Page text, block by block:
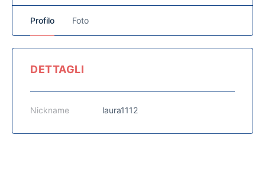
Profilo Foto
DETTAGLI
Nickname laura1112